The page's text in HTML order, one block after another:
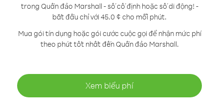
trong Quần đảo Marshall - số cố định hoặc số di động! -
bắt đầu chỉ với 45.0 ¢ cho mỗi phút.
Mua gói tín dụng hoặc gói cước cuộc gọi để nhận mức phí
theo phút tốt nhất đến Quần đảo Marshall.
Xem biểu phí